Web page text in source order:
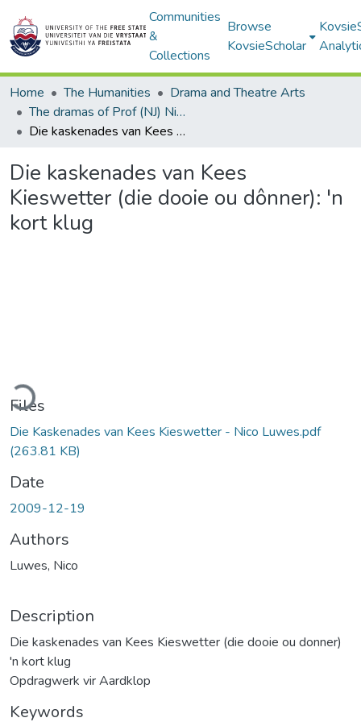
Communities
&
Collections
Browse
KovsieScholar
Home The Humanities
Drama and Theatre Arts
The dramas of Prof (NJ) Nico Luwes
Die kaskenades van Kees Kieswetter (die dooie ou dônner): 'n kort klug
Die kaskenades van Kees
Kieswetter (die dooie ou dônner): 'n
kort klug
Files
Die Kaskenades van Kees Kieswetter - Nico Luwes.pdf
(263.81 KB)
Date
2009-12-19
Authors
Luwes, Nico
Description
Die kaskenades van Kees Kieswetter (die dooie ou donner)
'n kort klug
Opdragwerk vir Aardklop
Keywords